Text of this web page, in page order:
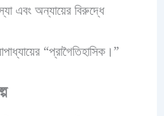
এবং অন্যায়ের বিরুদ্ধে
“প্রাগৈতিহাসিক।”